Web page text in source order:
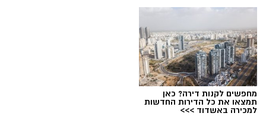
מחפשים לקנות דירה? כאן
תמצאו את כל הדירות החדשות
למכירה באשדוד >>>